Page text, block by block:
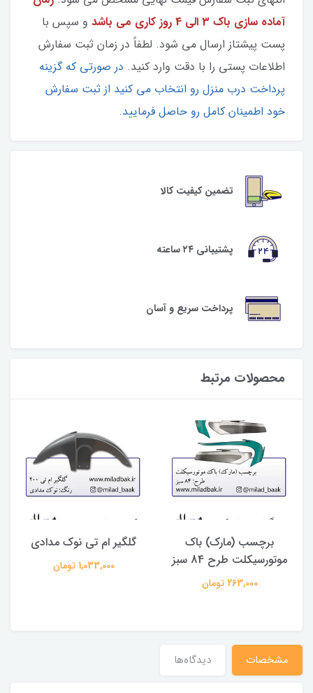
آماده سازی باک 3 الی 4 روز کاری می باشد
و سپس با
پست پیشتاز ارسال می شود. لطفاً در زمان ثبت سفارش
اطلاعات پستی را با دقت وارد کنید. در صورتی که گزینه
پرداخت درب منزل رو انتخاب می کنید از ثبت سفارش
خود اطمینان کامل رو حاصل فرمایید.
تضمین کیفیت کالا
پشتیبانی ۲۴ ساعته
پرداخت سریع و آسان
محصولات مرتبط
برچسب (مارک) باک
موتورسیکلت طرح 84 سبز
263,000 تومان
گلگیر ام تی نوک مدادی
1,033,000 تومان
مشخصات دیدگاه‌ها